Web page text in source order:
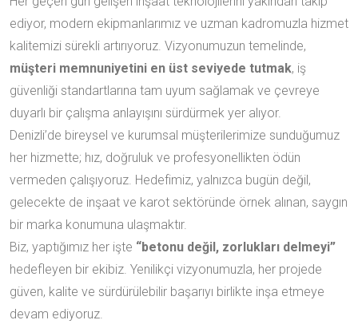
ediyor, modern ekipmanlarımız ve uzman kadromuzla hizmet
kalitemizi sürekli artırıyoruz. Vizyonumuzun temelinde,
müşteri memnuniyetini en üst seviyede tutmak, iş
güvenliği standartlarına tam uyum sağlamak ve çevreye
duyarlı bir çalışma anlayışını sürdürmek yer alıyor.
Denizli’de bireysel ve kurumsal müşterilerimize sunduğumuz
her hizmette; hız, doğruluk ve profesyonellikten ödün
vermeden çalışıyoruz. Hedefimiz, yalnızca bugün değil,
gelecekte de inşaat ve karot sektöründe örnek alınan, saygın
bir marka konumuna ulaşmaktır.
Biz, yaptığımız her işte “betonu değil, zorlukları delmeyi”
hedefleyen bir ekibiz. Yenilikçi vizyonumuzla, her projede
güven, kalite ve sürdürülebilir başarıyı birlikte inşa etmeye
devam ediyoruz.